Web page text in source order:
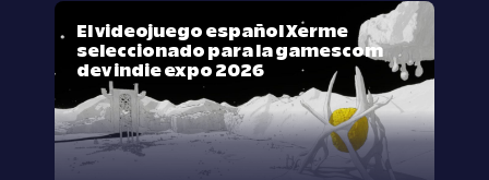
El videojuego español Xerme
seleccionado para la gamescom
dev indie expo 2026